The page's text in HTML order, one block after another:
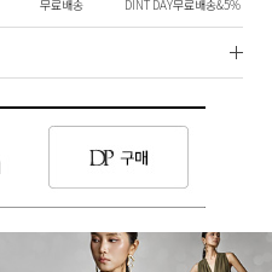
무료배송
DINT DAY무료배송&5%